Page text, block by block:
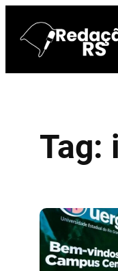
para
conteúdo
Tag: